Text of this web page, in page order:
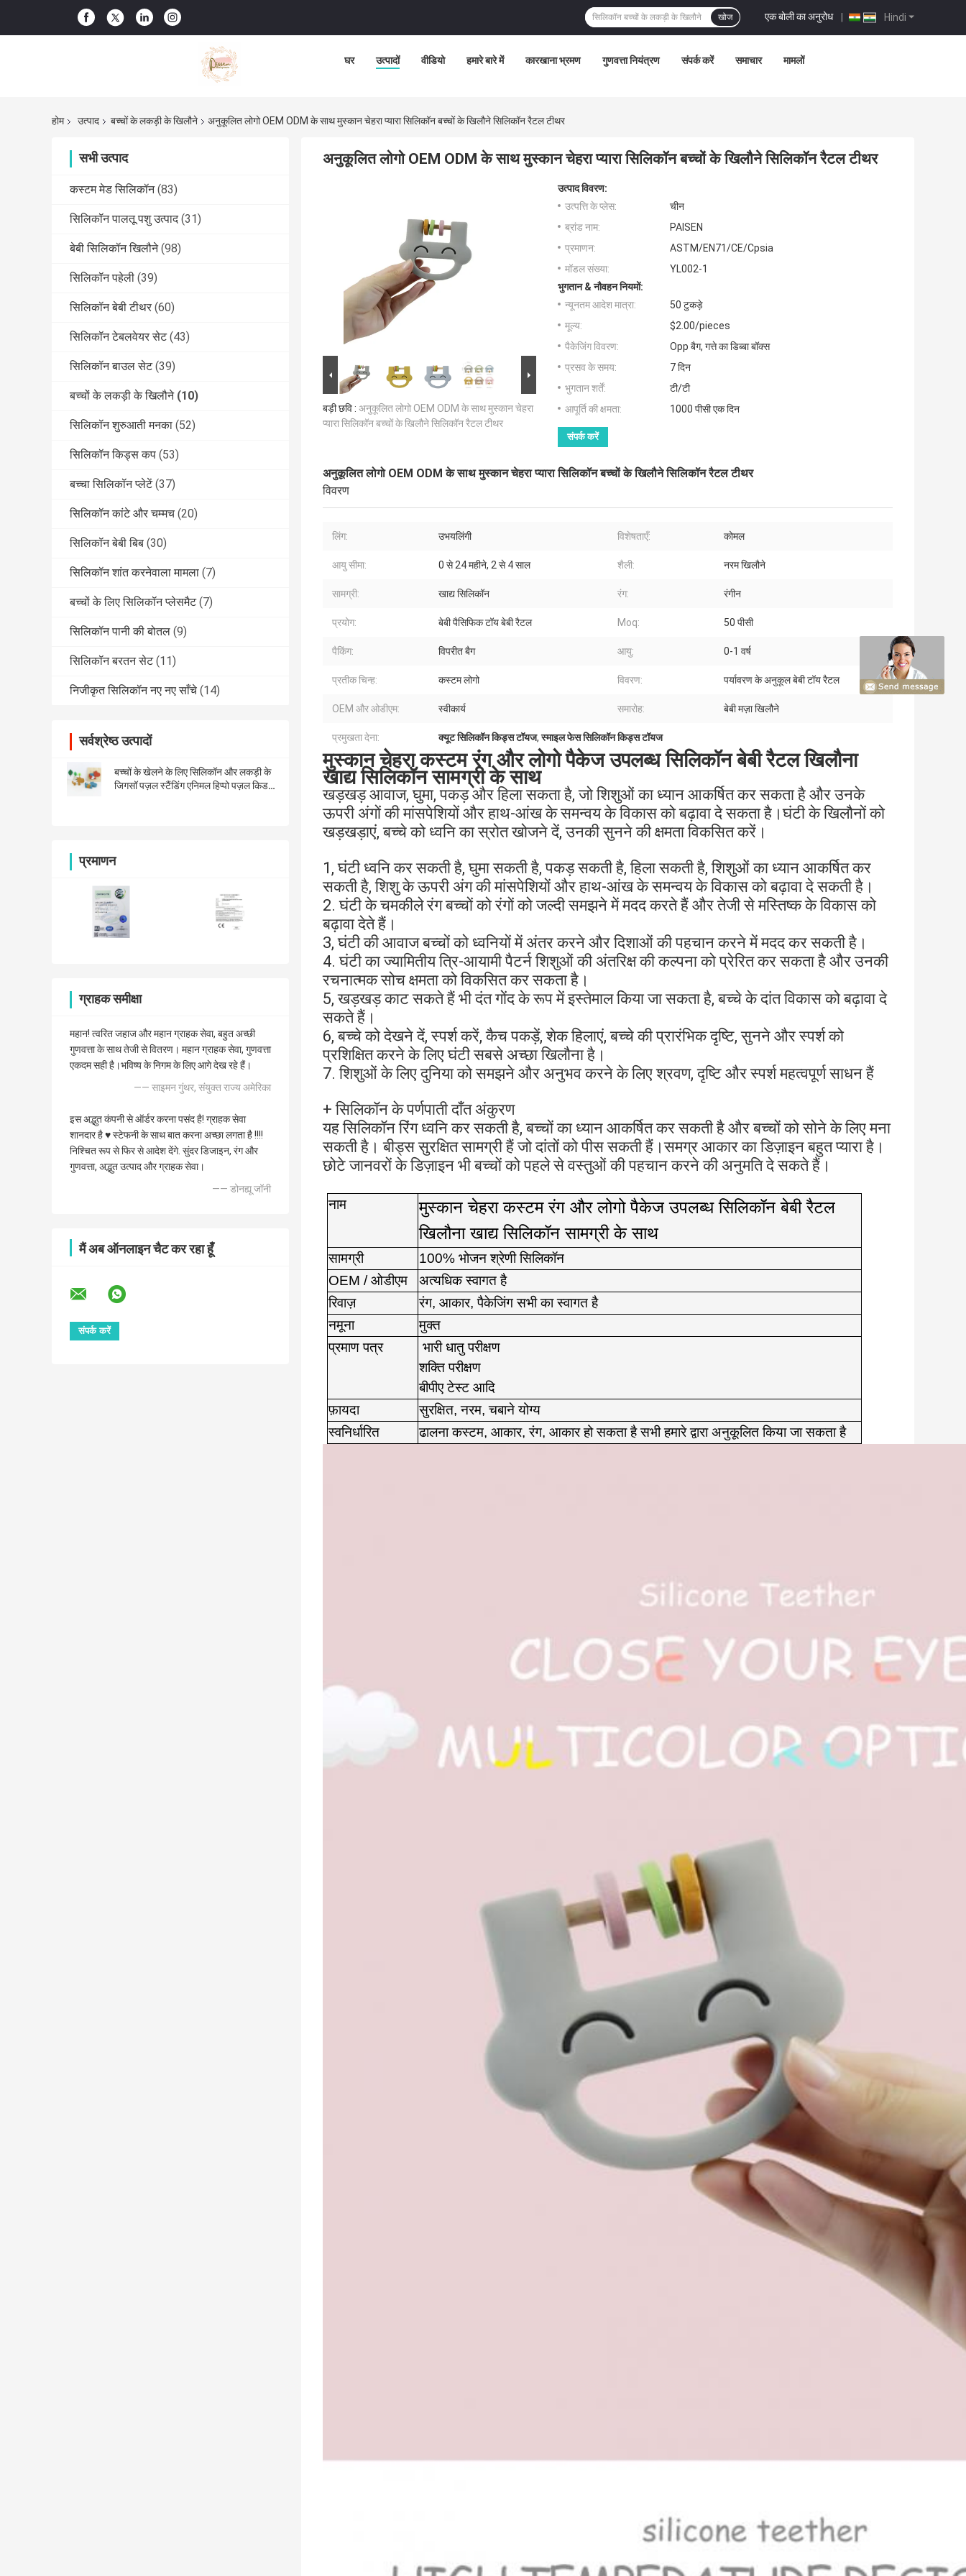
Hindi
एक बोली का अनुरोध |
खोज
घर उत्पादों वीडियो हमारे बारे में कारखाना भ्रमण गुणवत्ता नियंत्रण संपर्क करें समाचार मामलों
होम उत्पाद बच्चों के लकड़ी के खिलौने अनुकूलित लोगो OEM ODM के साथ मुस्कान चेहरा प्यारा सिलिकॉन बच्चों के खिलौने सिलिकॉन रैटल टीथर
सभी उत्पाद
कस्टम मेड सिलिकॉन (83)
सिलिकॉन पालतू पशु उत्पाद (31)
बेबी सिलिकॉन खिलौने (98)
सिलिकॉन पहेली (39)
सिलिकॉन बेबी टीथर (60)
सिलिकॉन टेबलवेयर सेट (43)
सिलिकॉन बाउल सेट (39)
बच्चों के लकड़ी के खिलौने (10)
सिलिकॉन शुरुआती मनका (52)
सिलिकॉन किड्स कप (53)
बच्चा सिलिकॉन प्लेटें (37)
सिलिकॉन कांटे और चम्मच (20)
सिलिकॉन बेबी बिब (30)
सिलिकॉन शांत करनेवाला मामला (7)
बच्चों के लिए सिलिकॉन प्लेसमैट (7)
सिलिकॉन पानी की बोतल (9)
सिलिकॉन बरतन सेट (11)
निजीकृत सिलिकॉन नए नए साँचे (14)
सर्वश्रेष्ठ उत्पादों
बच्चों के खेलने के लिए सिलिकॉन और लकड़ी के
जिगसॉ पज़ल स्टैंडिंग एनिमल हिप्पो पज़ल किड
प्रमाणन
ग्राहक समीक्षा
महान! त्वरित जहाज और महान ग्राहक सेवा, बहुत अच्छी
गुणवत्ता के साथ तेजी से वितरण। महान ग्राहक सेवा, गुणवत्ता
एकदम सही है।भविष्य के निगम के लिए आगे देख रहे हैं।
—— साइमन गुंथर, संयुक्त राज्य अमेरिका
इस अद्भुत कंपनी से ऑर्डर करना पसंद है! ग्राहक सेवा
शानदार है ♥️ स्टेफनी के साथ बात करना अच्छा लगता है !!!!
निश्चित रूप से फिर से आदेश देंगे. सुंदर डिजाइन, रंग और
गुणवत्ता, अद्भुत उत्पाद और ग्राहक सेवा।
—— डोनह्यू जॉनी
मैं अब ऑनलाइन चैट कर रहा हूँ
अनुकूलित लोगो OEM ODM के साथ मुस्कान चेहरा प्यारा सिलिकॉन बच्चों के खिलौने सिलिकॉन रैटल टीथर
बड़ी छवि : अनुकूलित लोगो OEM ODM के साथ मुस्कान चेहरा
प्यारा सिलिकॉन बच्चों के खिलौने सिलिकॉन रैटल टीथर
उत्पाद विवरण:
उत्पत्ति के प्लेस:
चीन
ब्रांड नाम:
PAISEN
प्रमाणन:
ASTM/EN71/CE/Cpsia
मॉडल संख्या:
YL002-1
भुगतान & नौवहन नियमों:
न्यूनतम आदेश मात्रा:
50 टुकड़े
मूल्य:
$2.00/pieces
पैकेजिंग विवरण:
Opp बैग, गत्ते का डिब्बा बॉक्स
प्रसव के समय:
7 दिन
भुगतान शर्तें:
टी/टी
आपूर्ति की क्षमता:
1000 पीसी एक दिन
संपर्क करें
अनुकूलित लोगो OEM ODM के साथ मुस्कान चेहरा प्यारा सिलिकॉन बच्चों के खिलौने सिलिकॉन रैटल टीथर
विवरण
लिंग: उभयलिंगी विशेषताएँ: कोमल
आयु सीमा: 0 से 24 महीने, 2 से 4 साल शैली: नरम खिलौने
सामग्री: खाद्य सिलिकॉन रंग: रंगीन
प्रयोग: बेबी पैसिफिक टॉय बेबी रैटल Moq: 50 पीसी
पैकिंग: विपरीत बैग आयु: 0-1 वर्ष
प्रतीक चिन्ह: कस्टम लोगो विवरण: पर्यावरण के अनुकूल बेबी टॉय रैटल
OEM और ओडीएम: स्वीकार्य समारोह: बेबी मज़ा खिलौने
प्रमुखता देना: क्यूट सिलिकॉन किड्स टॉयज,स्माइल फेस सिलिकॉन किड्स टॉयज
मुस्कान चेहरा कस्टम रंग और लोगो पैकेज उपलब्ध सिलिकॉन बेबी रैटल खिलौना
खाद्य सिलिकॉन सामग्री के साथ
खड़खड़ आवाज, घुमा, पकड़ और हिला सकता है, जो शिशुओं का ध्यान आकर्षित कर सकता है और उनके
ऊपरी अंगों की मांसपेशियों और हाथ-आंख के समन्वय के विकास को बढ़ावा दे सकता है।घंटी के खिलौनों को
खड़खड़ाएं, बच्चे को ध्वनि का स्रोत खोजने दें, उनकी सुनने की क्षमता विकसित करें।
1, घंटी ध्वनि कर सकती है, घुमा सकती है, पकड़ सकती है, हिला सकती है, शिशुओं का ध्यान आकर्षित कर
सकती है, शिशु के ऊपरी अंग की मांसपेशियों और हाथ-आंख के समन्वय के विकास को बढ़ावा दे सकती है।
2. घंटी के चमकीले रंग बच्चों को रंगों को जल्दी समझने में मदद करते हैं और तेजी से मस्तिष्क के विकास को
बढ़ावा देते हैं।
3, घंटी की आवाज बच्चों को ध्वनियों में अंतर करने और दिशाओं की पहचान करने में मदद कर सकती है।
4. घंटी का ज्यामितीय त्रि-आयामी पैटर्न शिशुओं की अंतरिक्ष की कल्पना को प्रेरित कर सकता है और उनकी
रचनात्मक सोच क्षमता को विकसित कर सकता है।
5, खड़खड़ काट सकते हैं भी दंत गोंद के रूप में इस्तेमाल किया जा सकता है, बच्चे के दांत विकास को बढ़ावा दे
सकते हैं।
6, बच्चे को देखने दें, स्पर्श करें, कैच पकड़ें, शेक हिलाएं, बच्चे की प्रारंभिक दृष्टि, सुनने और स्पर्श को
प्रशिक्षित करने के लिए घंटी सबसे अच्छा खिलौना है।
7. शिशुओं के लिए दुनिया को समझने और अनुभव करने के लिए श्रवण, दृष्टि और स्पर्श महत्वपूर्ण साधन हैं
+ सिलिकॉन के पर्णपाती दाँत अंकुरण
यह सिलिकॉन रिंग ध्वनि कर सकती है, बच्चों का ध्यान आकर्षित कर सकती है और बच्चों को सोने के लिए मना
सकती है। बीड्स सुरक्षित सामग्री हैं जो दांतों को पीस सकती हैं।समग्र आकार का डिज़ाइन बहुत प्यारा है।
छोटे जानवरों के डिज़ाइन भी बच्चों को पहले से वस्तुओं की पहचान करने की अनुमति दे सकते हैं।
नाम
मुस्कान चेहरा कस्टम रंग और लोगो पैकेज उपलब्ध सिलिकॉन बेबी रैटल
खिलौना खाद्य सिलिकॉन सामग्री के साथ
सामग्री
100% भोजन श्रेणी सिलिकॉन
OEM / ओडीएम
अत्यधिक स्वागत है
रिवाज़
रंग, आकार, पैकेजिंग सभी का स्वागत है
नमूना
मुक्त
प्रमाण पत्र
भारी धातु परीक्षण
शक्ति परीक्षण
बीपीए टेस्ट आदि
फ़ायदा
सुरक्षित, नरम, चबाने योग्य
स्वनिर्धारित
ढालना कस्टम, आकार, रंग, आकार हो सकता है सभी हमारे द्वारा अनुकूलित किया जा सकता है